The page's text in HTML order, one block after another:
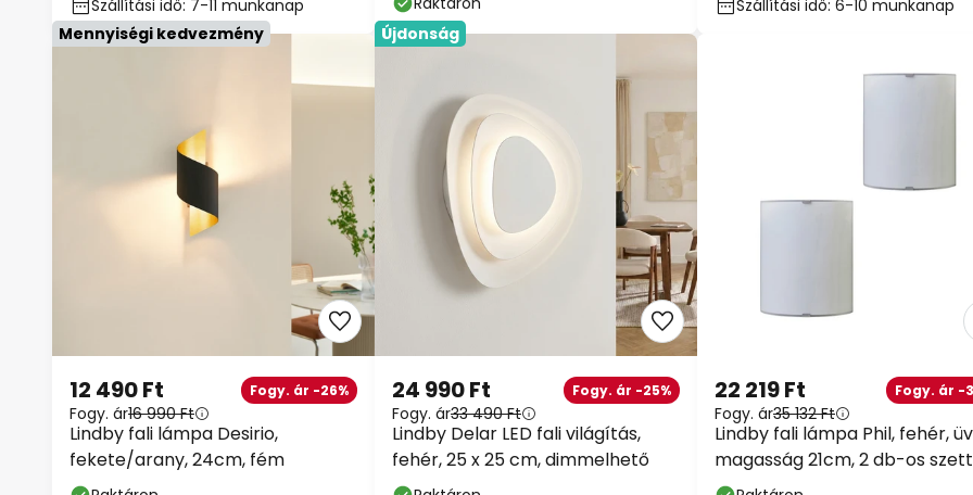
Mennyiségi kedvezmény
Lindby fali lámpa Desirio,
fekete/arany, 24cm, fém
12 490 Ft Fogy. ár -26%
Fogy. ár16 990 Ft
Raktáron
Újdonság
Lindby Delar LED fali világítás,
fehér, 25 x 25 cm, dimmelhető
24 990 Ft Fogy. ár -25%
Fogy. ár33 490 Ft
Raktáron
Lindby fali lámpa Phil, fehér,
magasság 21cm, 2 db-os szett
22 219 Ft Fogy. ár -
Fogy. ár35 132 Ft
Raktáron
WOW
13%59 990 Ft
szinte mindenre*